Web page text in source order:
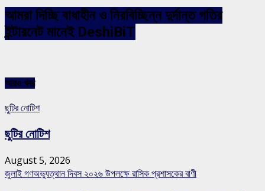
আমরা দিচ্ছি বাধাহীন ও নিরবিচ্ছিন্ন দুর্দান্ত গতির
ইন্টারনেট মানেই DeshiBiT
আরও খবর
ছুটির নোটিশ
ছুটির নোটিশ
August 5, 2026
জুলাই গণঅভ্যুত্থান দিবস ২০২৬ উপলক্ষে রাসিক প্রশাসকের বাণী